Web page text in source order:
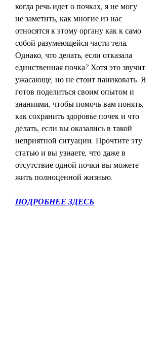
когда речь идет о почках, я не могу
не заметить, как многие из нас
относятся к этому органу как к само
собой разумеющейся части тела.
Однако, что делать, если отказала
единственная почка? Хотя это звучит
ужасающе, но не стоит паниковать. Я
готов поделиться своим опытом и
знаниями, чтобы помочь вам понять,
как сохранить здоровье почек и что
делать, если вы оказались в такой
неприятной ситуации. Прочтите эту
статью и вы узнаете, что даже в
отсутствие одной почки вы можете
жить полноценной жизнью.
ПОДРОБНЕЕ ЗДЕСЬ